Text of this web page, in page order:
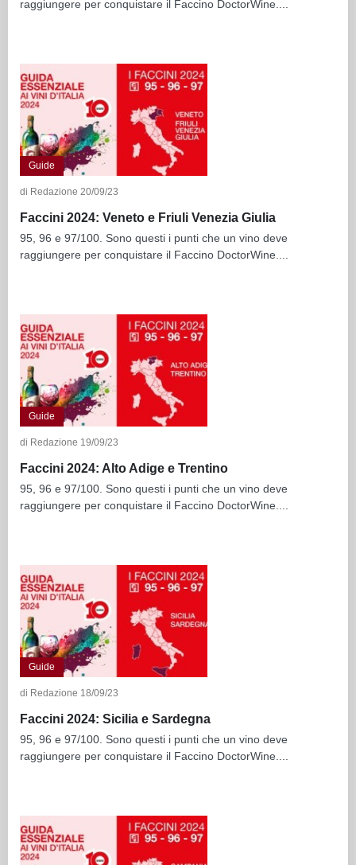
raggiungere per conquistare il Faccino DoctorWine....
Guide
di Redazione 20/09/23
Faccini 2024: Veneto e Friuli Venezia Giulia
95, 96 e 97/100. Sono questi i punti che un vino deve
raggiungere per conquistare il Faccino DoctorWine....
Guide
di Redazione 19/09/23
Faccini 2024: Alto Adige e Trentino
95, 96 e 97/100. Sono questi i punti che un vino deve
raggiungere per conquistare il Faccino DoctorWine....
Guide
di Redazione 18/09/23
Faccini 2024: Sicilia e Sardegna
95, 96 e 97/100. Sono questi i punti che un vino deve
raggiungere per conquistare il Faccino DoctorWine....